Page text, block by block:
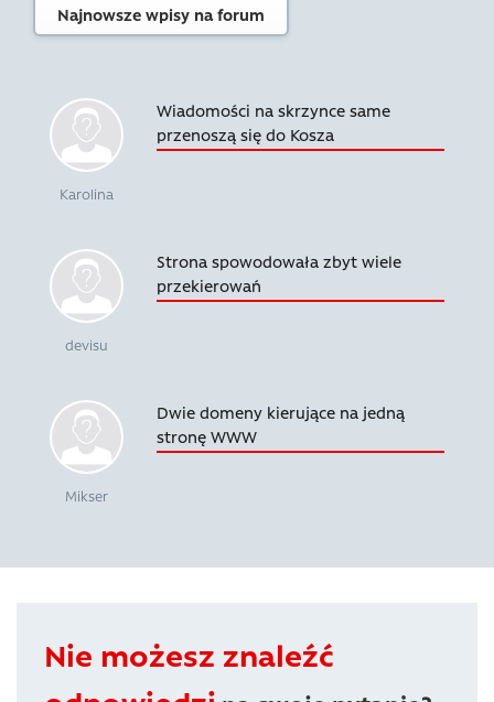
Najnowsze wpisy na forum
Karolina
Wiadomości na skrzynce same
przenoszą się do Kosza
devisu
Strona spowodowała zbyt wiele
przekierowań
Mikser
Dwie domeny kierujące na jedną
stronę WWW
Nie możesz znaleźć